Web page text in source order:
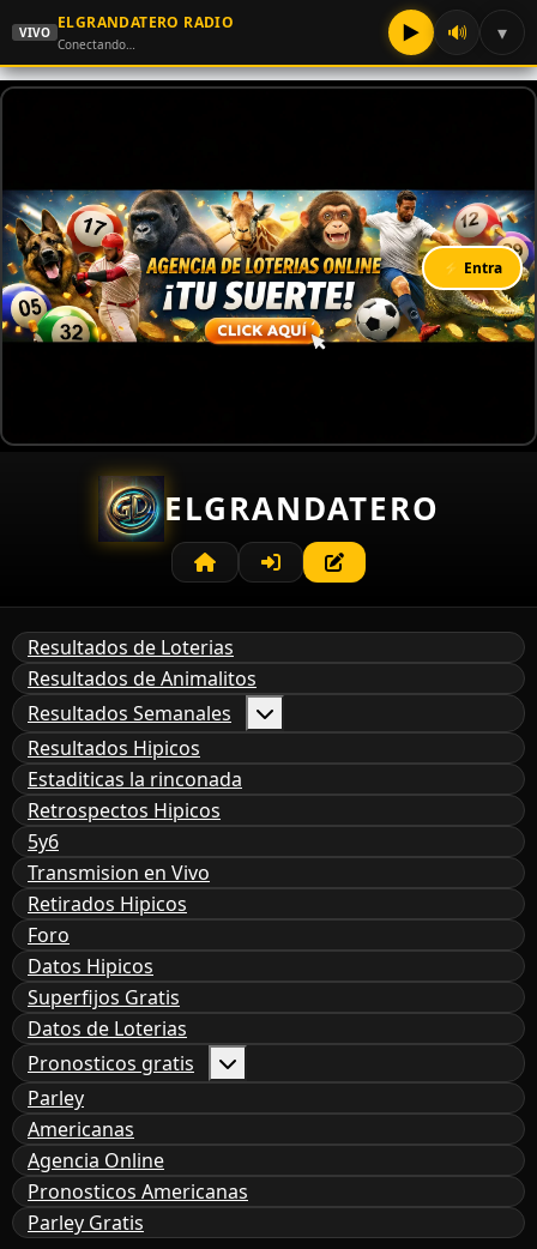
VIVO
ELGRANDATERO RADIO
Conectando… ▶ 🔊 ▾
⚡ Entra
ELGRANDATERO
Resultados de Loterias
Resultados de Animalitos
Resultados Semanales
Resultados Hipicos
Estaditicas la rinconada
Retrospectos Hipicos
5y6
Transmision en Vivo
Retirados Hipicos
Foro
Datos Hipicos
Superfijos Gratis
Datos de Loterias
Pronosticos gratis
Parley
Americanas
Agencia Online
Pronosticos Americanas
Parley Gratis